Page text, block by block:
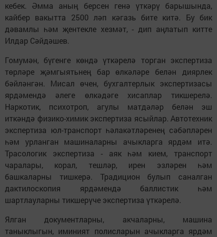
кебек. Әмма аның берсен генә үткәрү барышында,
кайбер вакытта 2500 ләп кәгазь бите китә. Бу бик
дәвамлы һәм җентекле хезмәт, - дип аңлатып китте
Илдар Сәйдәшев.
Гомумән, бүгенге көндә үткәрелә торган экспертиза
төрләре җәмгыятьнең бар өлкәләре белән диярлек
бәйләнгән. Мисал өчен, бухгалтерлык экспертизасы
ярдәмендә әлеге өлкәдәге хисаплар тикшерелә.
Наркотик, психотроп, агулы матдәләр белән эш
иткәндә физико-химик экспертиза ясыйлар. Автотехник
экспертиза юл-транспорт һәлакәтләренең сәбәпләрен
һәм урланган машиналарны ачыкларга ярдәм итә.
Трасологик экспертиза - аяк һәм кием, транспорт
чаралары, корал, тешләр, ирен эзләрен һәм
башкаларны тишкерә. Традицион булып саналган
дактилоскопия ярдәмендә баллистик һәм
шартлауларны тикшерүче экспертиза үткәрелә.
Ялган документларны, акчаларны, машина
таныклыгын, иминият полисларын ачыкларга ярдәм